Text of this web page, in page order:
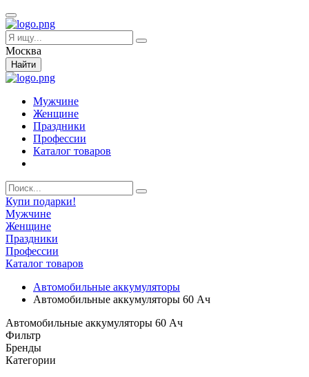
Москва
Найти
Мужчине
Женщине
Праздники
Профессии
Каталог товаров
Купи подарки!
Мужчине
Женщине
Праздники
Профессии
Каталог товаров
Автомобильные аккумуляторы
Автомобильные аккумуляторы 60 Ач
Автомобильные аккумуляторы 60 Ач
Фильтр
Бренды
Категории